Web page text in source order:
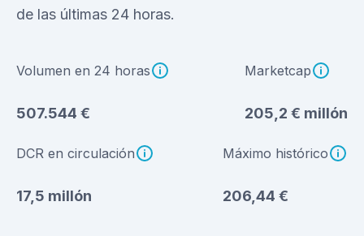
de las últimas 24 horas.
Volumen en 24 horas
507.544 €
Marketcap
205,2 € millón
DCR en circulación
17,5 millón
Máximo histórico
206,44 €